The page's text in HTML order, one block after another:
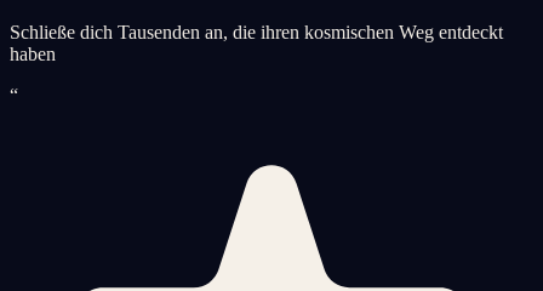
Schließe dich Tausenden an, die ihren kosmischen Weg entdeckt
haben
“